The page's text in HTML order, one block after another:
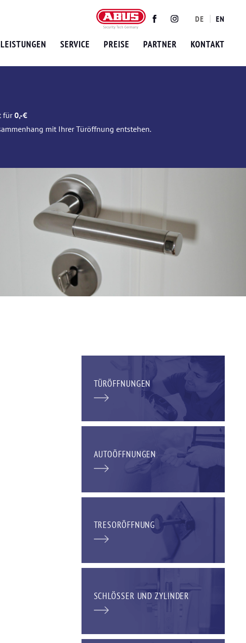
TwitterFacebookInstagram
DE EN
SERVICE PREISE PARTNER KONTAKT
für0,-€
mit Ihrer Türöffnung entstehen.
TÜRÖFFNUNGEN
AUTOÖFFNUNGEN
TRESORÖFFNUNG
SCHLÖSSER UND ZYLINDER